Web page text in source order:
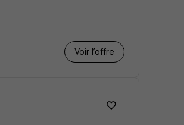
Voir l’offre